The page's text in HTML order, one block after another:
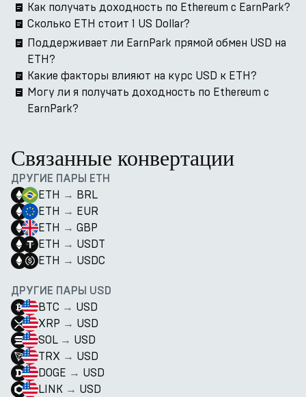
Как получать доходность по Ethereum с EarnPark?
Сколько ETH стоит 1 US Dollar?
Поддерживает ли EarnPark прямой обмен USD на
ETH?
Какие факторы влияют на курс USD к ETH?
Могу ли я получать доходность по Ethereum с
EarnPark?
Связанные конвертации
ДРУГИЕ ПАРЫ ETH
ETH → BRL
ETH → EUR
ETH → GBP
ETH → USDT
ETH → USDC
ДРУГИЕ ПАРЫ USD
BTC → USD
XRP → USD
SOL → USD
TRX → USD
DOGE → USD
LINK → USD